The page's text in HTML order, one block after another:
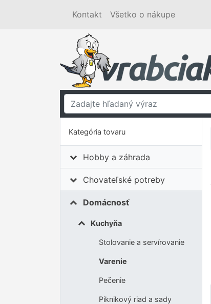
Kontakt Všetko o nákupe
Kategória tovaru
Hobby a záhrada
Chovateľské potreby
Domácnosť
Kuchyňa
Stolovanie a servírovanie
Varenie
Pečenie
Piknikový riad a sady